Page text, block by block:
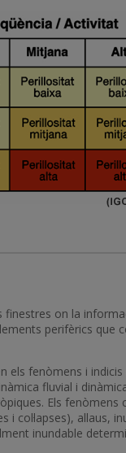
finestres on la
perifèrics que
els fenòmens i
fluvial i
Els
i col·lapses), allaus,
inundable